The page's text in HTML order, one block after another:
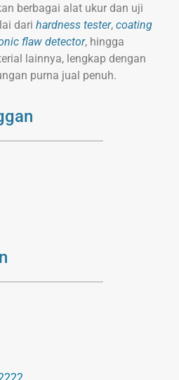
berbagai alat ukur dan uji
dari hardness tester, coating
flaw detector, hingga
lainnya, lengkap dengan
purna jual penuh.